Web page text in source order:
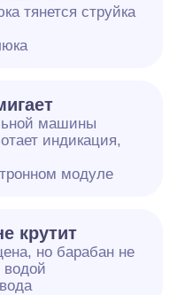
тянется струйка
машины
индикация,
модуле
крутит
но барабан не
водой